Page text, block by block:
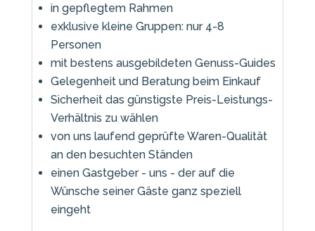
in gepflegtem Rahmen
exklusive kleine Gruppen: nur 4-8
Personen
mit bestens ausgebildeten Genuss-Guides
Gelegenheit und Beratung beim Einkauf
Sicherheit das günstigste Preis-Leistungs-
Verhältnis zu wählen
von uns laufend geprüfte Waren-Qualität
an den besuchten Ständen
einen Gastgeber - uns - der auf die
Wünsche seiner Gäste ganz speziell
eingeht